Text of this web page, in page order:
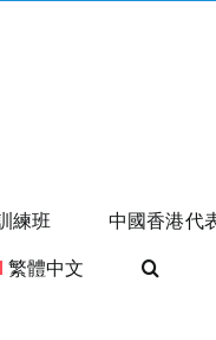
練班 中國香港代
繁體中文